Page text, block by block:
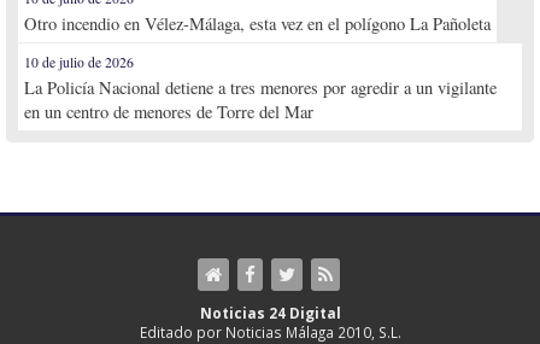
Otro incendio en Vélez-Málaga, esta vez en el polígono La Pañoleta
10 de julio de 2026
La Policía Nacional detiene a tres menores por agredir a un vigilante
en un centro de menores de Torre del Mar
Noticias 24 Digital
Editado por Noticias Málaga 2010, S.L.